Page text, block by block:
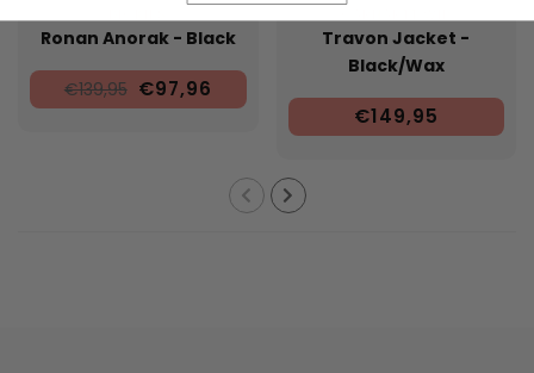
Ronan Anorak - Black
€139,95 €97,96
Travon Jacket -
Black/Wax
€149,95